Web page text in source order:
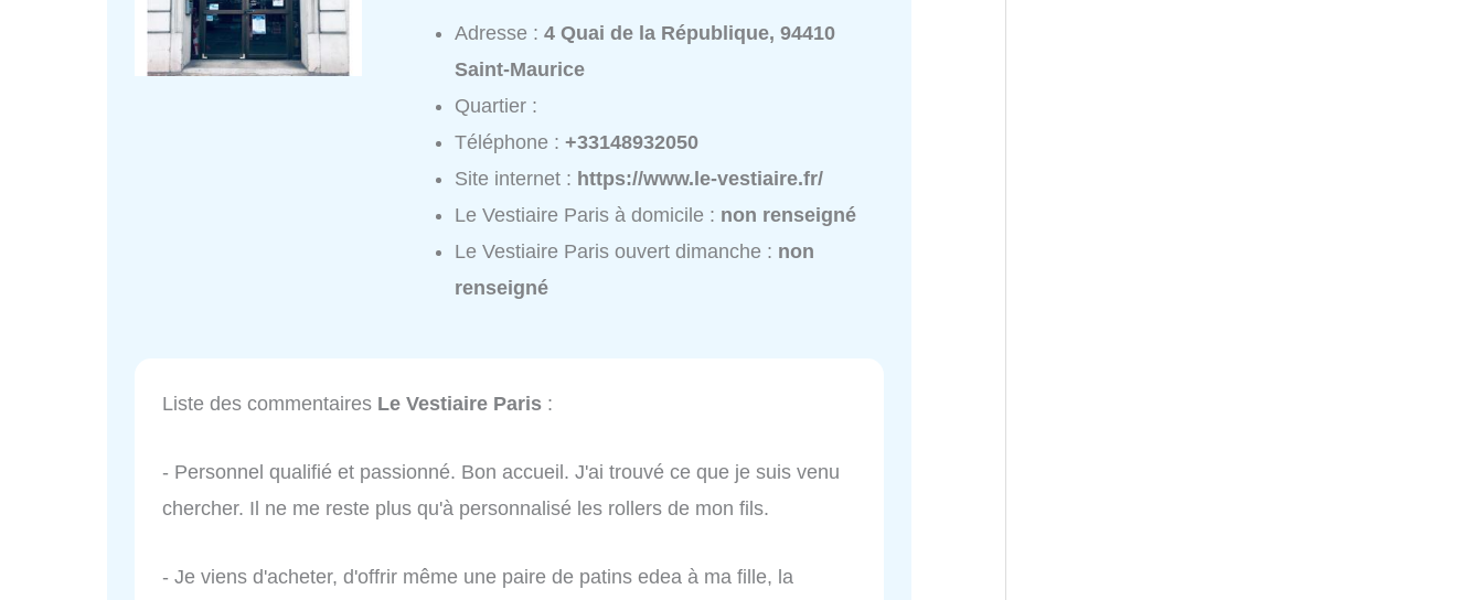
Adresse :4 Quai de la République, 94410
Saint-Maurice
Quartier :
Téléphone :+33148932050
Site internet : https://www.le-vestiaire.fr/
Le Vestiaire Paris à domicile : non renseigné
Le Vestiaire Paris ouvert dimanche : non
renseigné
Liste des commentaires Le Vestiaire Paris :
- Personnel qualifié et passionné. Bon accueil. J'ai trouvé ce que je suis venu
chercher. Il ne me reste plus qu'à personnalisé les rollers de mon fils.
- Je viens d'acheter, d'offrir même une paire de patins edea à ma fille, la